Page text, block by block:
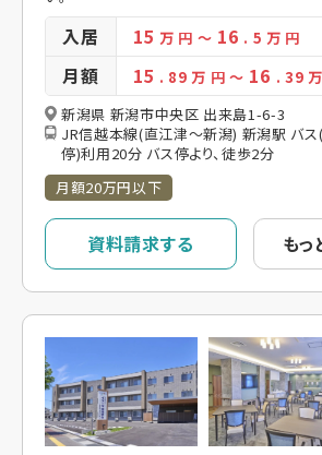
入居 15万 円 ～ 16 . 5万 円
月額 15 . 89万 円 ～ 16 . 39
新潟県 新潟市中央区 出来島1-6-3
JR信越本線(直江津～新潟) 新潟駅 バ
停)利用20分 バス停より、徒歩2分
月額20万円以下
資料請求する もっ